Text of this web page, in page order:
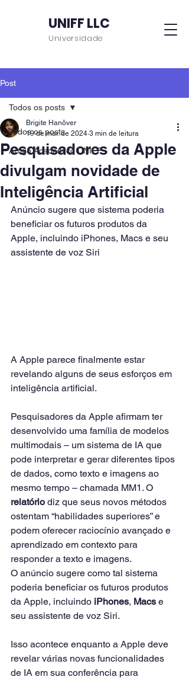
UNIFF LLC
Universidade
Post
Todos os posts
Artigo Acadêmico UNIFF
Todos os posts
Pesquisadores da Apple
divulgam novidade de
Inteligência Artificial
Brigite Hanôver
19 de mar. de 2024 3 min de leitura
Anúncio sugere que sistema poderia
beneficiar os futuros produtos da
Apple, incluindo iPhones, Macs e seu
assistente de voz Siri
A Apple parece finalmente estar
revelando alguns de seus esforços em
inteligência artificial.
Pesquisadores da Apple afirmam ter
desenvolvido uma família de modelos
multimodais – um sistema de IA que
pode interpretar e gerar diferentes tipos
de dados, como texto e imagens ao
mesmo tempo – chamada MM1. O
relatório diz que seus novos métodos
ostentam “habilidades superiores” e
podem oferecer raciocínio avançado e
aprendizado em contexto para
responder a texto e imagens.
O anúncio sugere como tal sistema
poderia beneficiar os futuros produtos
da Apple, incluindo iPhones, Macs e
seu assistente de voz Siri.
Isso acontece enquanto a Apple deve
revelar várias novas funcionalidades
de IA em sua conferência para